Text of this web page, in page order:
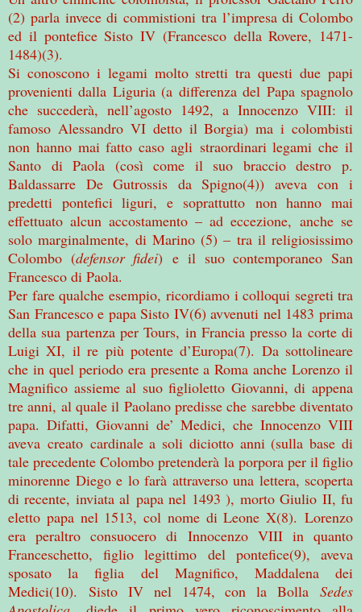
(2) parla invece di commistioni tra l’impresa di Colombo
ed il pontefice Sisto IV (Francesco della Rovere, 1471-
1484)(3).
Si conoscono i legami molto stretti tra questi due papi
provenienti dalla Liguria (a differenza del Papa spagnolo
che succederà, nell’agosto 1492, a Innocenzo VIII: il
famoso Alessandro VI detto il Borgia) ma i colombisti
non hanno mai fatto caso agli straordinari legami che il
Santo di Paola (così come il suo braccio destro p.
Baldassarre De Gutrossis da Spigno(4)) aveva con i
predetti pontefici liguri, e soprattutto non hanno mai
effettuato alcun accostamento – ad eccezione, anche se
solo marginalmente, di Marino (5) – tra il religiosissimo
Colombo (defensor fidei) e il suo contemporaneo San
Francesco di Paola.
Per fare qualche esempio, ricordiamo i colloqui segreti tra
San Francesco e papa Sisto IV(6) avvenuti nel 1483 prima
della sua partenza per Tours, in Francia presso la corte di
Luigi XI, il re più potente d’Europa(7). Da sottolineare
che in quel periodo era presente a Roma anche Lorenzo il
Magnifico assieme al suo figlioletto Giovanni, di appena
tre anni, al quale il Paolano predisse che sarebbe diventato
papa. Difatti, Giovanni de’ Medici, che Innocenzo VIII
aveva creato cardinale a soli diciotto anni (sulla base di
tale precedente Colombo pretenderà la porpora per il figlio
minorenne Diego e lo farà attraverso una lettera, scoperta
di recente, inviata al papa nel 1493 ), morto Giulio II, fu
eletto papa nel 1513, col nome di Leone X(8). Lorenzo
era peraltro consuocero di Innocenzo VIII in quanto
Franceschetto, figlio legittimo del pontefice(9), aveva
sposato la figlia del Magnifico, Maddalena dei
Medici(10). Sisto IV nel 1474, con la Bolla Sedes